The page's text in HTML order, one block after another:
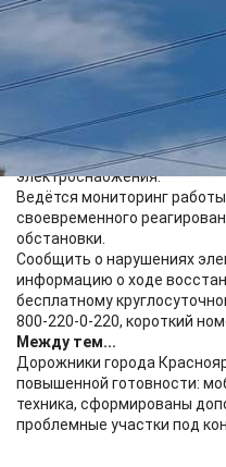
центральных и южных
ожидаются сильный ветер
секунду и более, дожди,
Для оперативного
нарушений в работе
«Красноярскэнерго» в
находятся 243 бригады, в
и 819 единиц техники.
электроснабжения.
Ведётся мониторинг
своевременного
обстановки.
Сообщить о нарушениях
информацию о ходе
бесплатному
800-220-0-220, короткий
Между тем...
Дорожники города
повышенной готовности:
техника, сформированы
проблемные участки под